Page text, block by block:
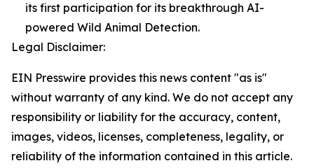
its first participation for its breakthrough AI-
powered Wild Animal Detection.
Legal Disclaimer:
EIN Presswire provides this news content "as is"
without warranty of any kind. We do not accept any
responsibility or liability for the accuracy, content,
images, videos, licenses, completeness, legality, or
reliability of the information contained in this article.